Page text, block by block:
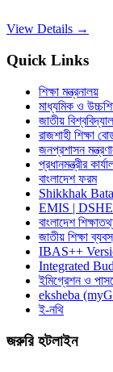
View Details →
Quick Links
শিক্ষা মন্ত্রনালয়
মাধ্যমিক ও
জাতীয়
রাজশাহী শিক্ষা
জনপ্রশাসন
প্রধানমন্ত্রীর
বাংলাদেশ ফরম
Shikkhak
EMIS | DSHE
বাংলাদেশ
জাতীয় শিক্ষা
IBAS++
Integrated
ইমিগ্রেশন ও
eksheba
ই-নথি
জরুরি হটলাইন